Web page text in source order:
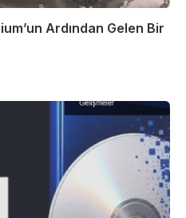
Ardından Gelen Bir